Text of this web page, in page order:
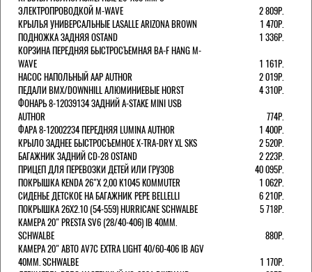
ЭЛЕКТРОПРОВОДКОЙ M-WAVE
2 809Р.
КРЫЛЬЯ УНИВЕРСАЛЬНЫЕ LASALLE ARIZONA BROWN
1 470Р.
ПОДНОЖКА ЗАДНЯЯ OSTAND
1 336Р.
КОРЗИНА ПЕРЕДНЯЯ БЫСТРОСЪЕМНАЯ BA-F HANG M-
WAVE
1 161Р.
НАСОС НАПОЛЬНЫЙ AAP AUTHOR
2 019Р.
ПЕДАЛИ BMX/DOWNHILL АЛЮМИНИЕВЫЕ HORST
4 310Р.
ФОНАРЬ 8-12039134 ЗАДНИЙ A-STAKE MINI USB
AUTHOR
774Р.
ФАРА 8-12002234 ПЕРЕДНЯЯ LUMINA AUTHOR
1 400Р.
КРЫЛО ЗАДНЕЕ БЫСТРОСЪЕМНОЕ X-TRA-DRY XL SKS
2 520Р.
БАГАЖНИК ЗАДНИЙ CD-28 OSTAND
2 223Р.
ПРИЦЕП ДЛЯ ПЕРЕВОЗКИ ДЕТЕЙ ИЛИ ГРУЗОВ
40 095Р.
ПОКРЫШКА KENDA 26"Х 2,00 K1045 KOMMUTER
1 062Р.
СИДЕНЬЕ ДЕТСКОЕ НА БАГАЖНИК PEPE BELLELLI
6 210Р.
ПОКРЫШКА 26X2.10 (54-559) HURRICANE SCHWALBE
5 718Р.
КАМЕРА 20" PRESTA SV6 (28/40-406) IB 40MM.
SCHWALBE
880Р.
КАМЕРА 20" АВТО AV7C EXTRA LIGHT 40/60-406 IB AGV
40MM. SCHWALBE
1 170Р.